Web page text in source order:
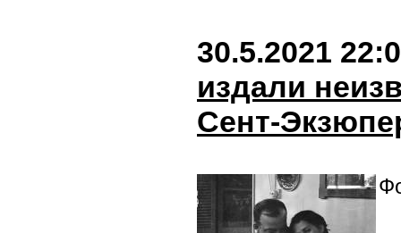
30.5.2021
издали
Сент-